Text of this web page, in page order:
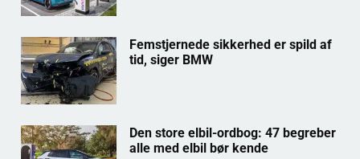
Femstjernede sikkerhed er spild af
tid, siger BMW
Den store elbil-ordbog: 47 begreber
alle med elbil bør kende